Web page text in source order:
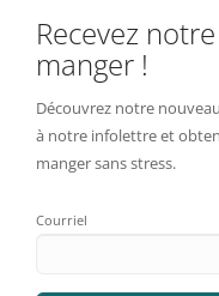
Recevez
manger !
Découvrez notre
à notre infolettre et
manger sans stress.
Courriel